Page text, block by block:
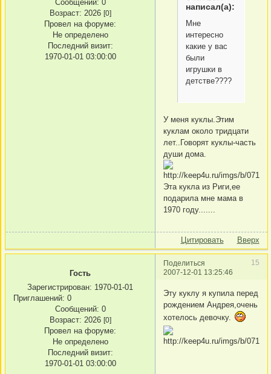
Сообщений: 0
Возраст: 2026 [0]
Провел на форуме:
Не определено
Последний визит:
1970-01-01 03:00:00
написал(а):
Мне
интересно
какие у вас
были
игрушки в
детстве????
У меня куклы.Этим
куклам около тридцати
лет..Говорят куклы-часть
души дома.
Эта кукла из Риги,ее
подарила мне мама в
1970 году.......
Цитировать Вверх
Поделиться
15
2007-12-01 13:25:46
Гость
Зарегистрирован: 1970-01-01
Приглашений: 0
Сообщений: 0
Возраст: 2026 [0]
Провел на форуме:
Не определено
Последний визит:
1970-01-01 03:00:00
Эту куклу я купила перед
рождением Андрея,очень
хотелось девочку.